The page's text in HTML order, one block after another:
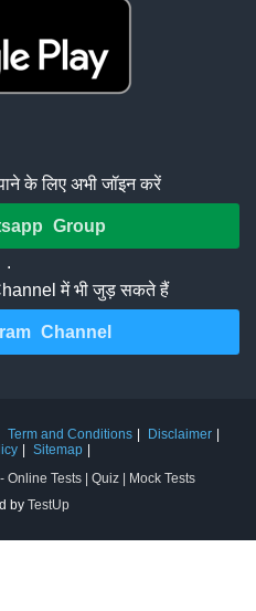
के लिए अभी जॉइन करें
Group
.
में भी जुड़ सकते हैं
Channel
Term and Conditions
Disclaimer
Sitemap
Tests | Quiz | Mock Tests
by TestUp